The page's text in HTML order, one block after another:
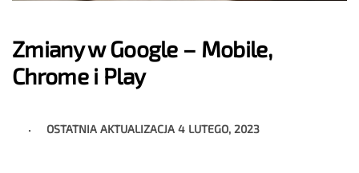
Zmiany w Google – Mobile,
Chrome i Play
OSTATNIA AKTUALIZACJA4 LUTEGO, 2023